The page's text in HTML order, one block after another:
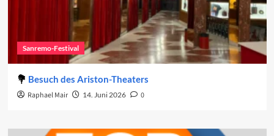
Sanremo-Festival
Besuch des Ariston-Theaters
Raphael Mair 14. Juni 2026 0